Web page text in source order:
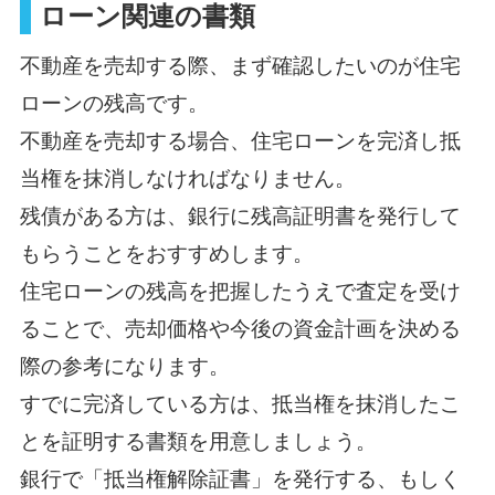
ローン関連の書類
不動産を売却する際、まず確認したいのが住宅
ローンの残高です。
不動産を売却する場合、住宅ローンを完済し抵
当権を抹消しなければなりません。
残債がある方は、銀行に残高証明書を発行して
もらうことをおすすめします。
住宅ローンの残高を把握したうえで査定を受け
ることで、売却価格や今後の資金計画を決める
際の参考になります。
すでに完済している方は、抵当権を抹消したこ
とを証明する書類を用意しましょう。
銀行で「抵当権解除証書」を発行する、もしく